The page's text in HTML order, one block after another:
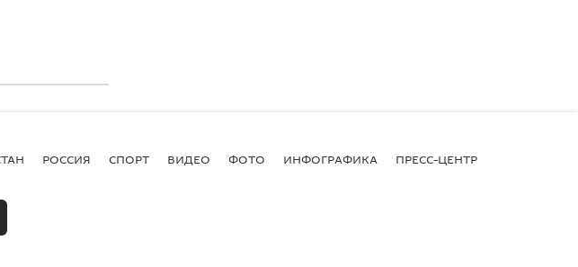
РОССИЯ СПОРТ ВИДЕО ФОТО ИНФОГРАФИКА ПРЕСС-ЦЕНТР